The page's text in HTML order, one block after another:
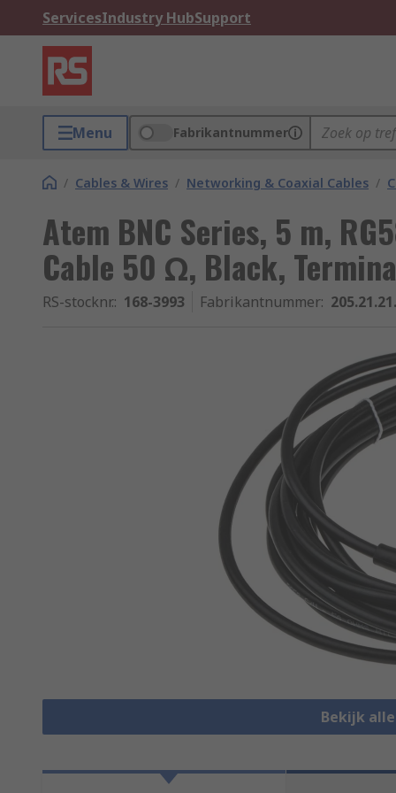
ServicesIndustry HubSupport
Menu Fabrikantnummer
/ Cables & Wires / Networking & Coaxial Cables /
Atem BNC Series, 5 m,
Cable 50 Ω, Black,
RS-stocknr.: 168-3993 Fabrikantnummer:
Bekijk